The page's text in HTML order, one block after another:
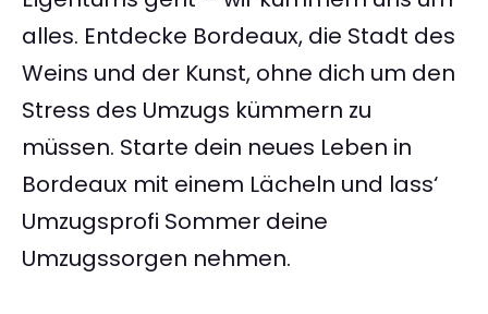
alles. Entdecke Bordeaux, die Stadt des
Weins und der Kunst, ohne dich um den
Stress des Umzugs kümmern zu
müssen. Starte dein neues Leben in
Bordeaux mit einem Lächeln und lass‘
Umzugsprofi Sommer deine
Umzugssorgen nehmen.